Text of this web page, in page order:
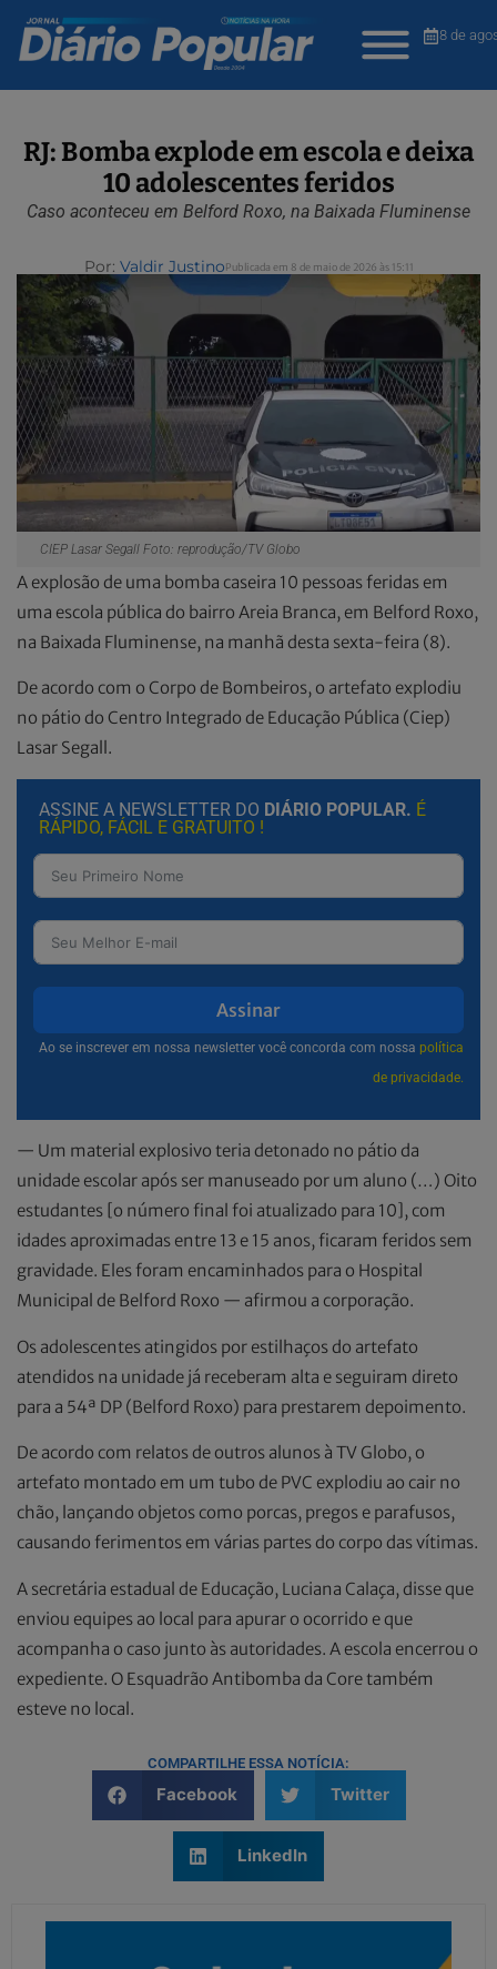
8 de
RJ: Bomba explode em escola e deixa
10 adolescentes feridos
Caso aconteceu em Belford Roxo, na Baixada Fluminense
Por: Valdir JustinoPublicada em 8 de maio de 2026 às 15:11
CIEP Lasar Segall Foto: reprodução/TV Globo
A explosão de uma bomba caseira 10 pessoas feridas em
uma escola pública do bairro Areia Branca, em Belford Roxo,
na Baixada Fluminense, na manhã desta sexta-feira (8).
De acordo com o Corpo de Bombeiros, o artefato explodiu
no pátio do Centro Integrado de Educação Pública (Ciep)
Lasar Segall.
ASSINE A NEWSLETTER DO DIÁRIO POPULAR. É
RÁPIDO, FÁCIL E GRATUITO !
Assinar
Ao se inscrever em nossa newsletter você concorda com nossa política
de privacidade.
— Um material explosivo teria detonado no pátio da
unidade escolar após ser manuseado por um aluno (…) Oito
estudantes [o número final foi atualizado para 10], com
idades aproximadas entre 13 e 15 anos, ficaram feridos sem
gravidade. Eles foram encaminhados para o Hospital
Municipal de Belford Roxo — afirmou a corporação.
Os adolescentes atingidos por estilhaços do artefato
atendidos na unidade já receberam alta e seguiram direto
para a 54ª DP (Belford Roxo) para prestarem depoimento.
De acordo com relatos de outros alunos à TV Globo, o
artefato montado em um tubo de PVC explodiu ao cair no
chão, lançando objetos como porcas, pregos e parafusos,
causando ferimentos em várias partes do corpo das vítimas.
A secretária estadual de Educação, Luciana Calaça, disse que
enviou equipes ao local para apurar o ocorrido e que
acompanha o caso junto às autoridades. A escola encerrou o
expediente. O Esquadrão Antibomba da Core também
esteve no local.
COMPARTILHE ESSA NOTÍCIA:
Facebook Twitter
LinkedIn